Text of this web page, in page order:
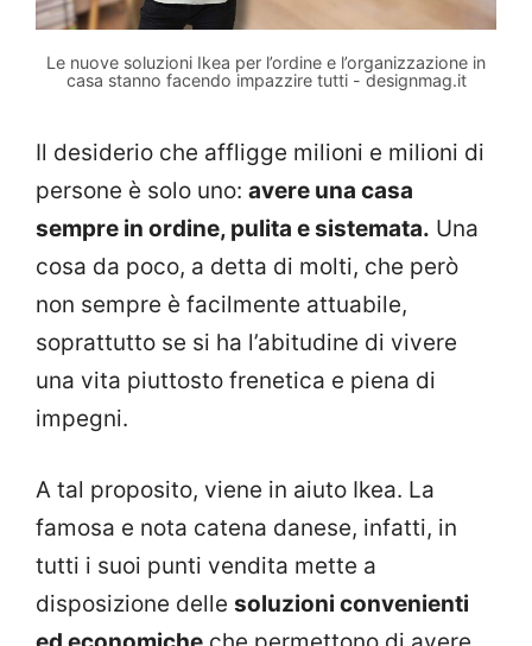
Le nuove soluzioni Ikea per l’ordine e l’organizzazione in
casa stanno facendo impazzire tutti - designmag.it
Il desiderio che affligge milioni e milioni di
persone è solo uno: avere una casa
sempre in ordine, pulita e sistemata. Una
cosa da poco, a detta di molti, che però
non sempre è facilmente attuabile,
soprattutto se si ha l’abitudine di vivere
una vita piuttosto frenetica e piena di
impegni.
A tal proposito, viene in aiuto Ikea. La
famosa e nota catena danese, infatti, in
tutti i suoi punti vendita mette a
disposizione delle soluzioni convenienti